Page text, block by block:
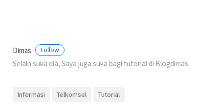
Dimas Follow
Selain suka dia, Saya juga suka bagi tutorial di Blogdimas.
Informasi Telkomsel Tutorial